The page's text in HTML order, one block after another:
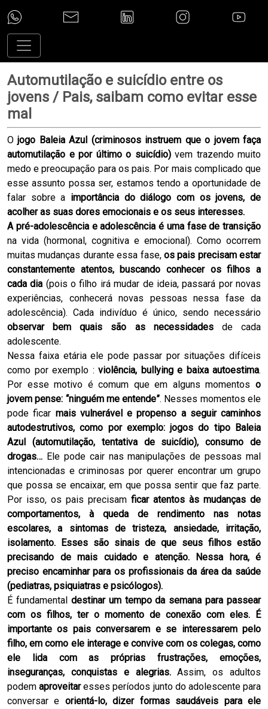
Automutilação e suicídio entre os
jovens / Pais, saibam como evitar esse
mal
Ojogo Baleia Azul (criminosos instruem que o jovem faça
automutilação e por último o suicídio)vem trazendo muito
medo e preocupação para os pais. Por mais complicado que
esse assunto possa ser, estamos tendo a oportunidade de
falar sobre a importância do diálogo com os jovens, de
acolher as suas dores emocionais e os seus interesses.
A pré-adolescência e adolescência é uma fase de transição
na vida (hormonal, cognitiva e emocional). Como ocorrem
muitas mudanças durante essa fase, os pais precisam estar
constantemente atentos, buscando conhecer os filhos a
cada dia (pois o filho irá mudar de ideia, passará por novas
experiências, conhecerá novas pessoas nessa fase da
adolescência). Cada indivíduo é único, sendo necessário
observar bem quais são as necessidadesde cada
adolescente.
Nessa faixa etária ele pode passar por situações difíceis
como por exemplo : violência, bullying e baixa autoestima.
Por esse motivo é comum que em alguns momentos o
jovem pense: “ninguém me entende”. Nesses momentos ele
pode ficar mais vulnerável e propenso a seguir caminhos
autodestrutivos, como por exemplo: jogos do tipo Baleia
Azul (automutilação, tentativa de suicídio), consumo de
drogas… Ele pode cair nas manipulações de pessoas mal
intencionadas e criminosas por querer encontrar um grupo
que possa se encaixar, em que possa sentir que faz parte.
Por isso, os pais precisam ficar atentos às mudanças de
comportamentos, à queda de rendimento nas notas
escolares, a sintomas de tristeza, ansiedade, irritação,
isolamento. Esses são sinais de que seus filhos estão
precisando de mais cuidado e atenção. Nessa hora, é
preciso encaminhar para os profissionais da área da saúde
(pediatras, psiquiatras e psicólogos).
É fundamental destinar um tempo da semana para passear
com os filhos, ter o momento de conexão com eles. É
importante os pais conversarem e se interessarem pelo
filho, em como ele interage e convive com os colegas, como
ele lida com as próprias frustrações, emoções,
inseguranças, conquistas e alegrias.Assim, os adultos
podemaproveitaresses períodos junto do adolescente para
conversar e orientá-lo, dizer formas saudáveis para ele